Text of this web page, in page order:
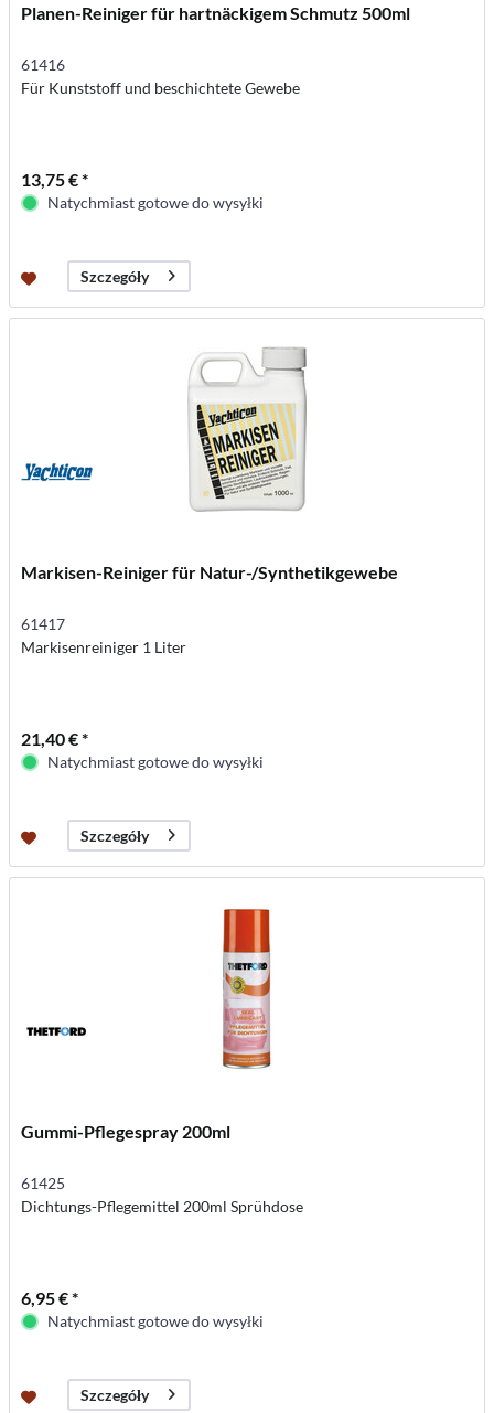
Planen-Reiniger für hartnäckigem Schmutz 500ml
61416
Für Kunststoff und beschichtete Gewebe
13,75 € *
Natychmiast gotowe do wysyłki
Szczegóły
Markisen-Reiniger für Natur-/Synthetikgewebe
61417
Markisenreiniger 1 Liter
21,40 € *
Natychmiast gotowe do wysyłki
Szczegóły
Gummi-Pflegespray 200ml
61425
Dichtungs-Pflegemittel 200ml Sprühdose
6,95 € *
Natychmiast gotowe do wysyłki
Szczegóły